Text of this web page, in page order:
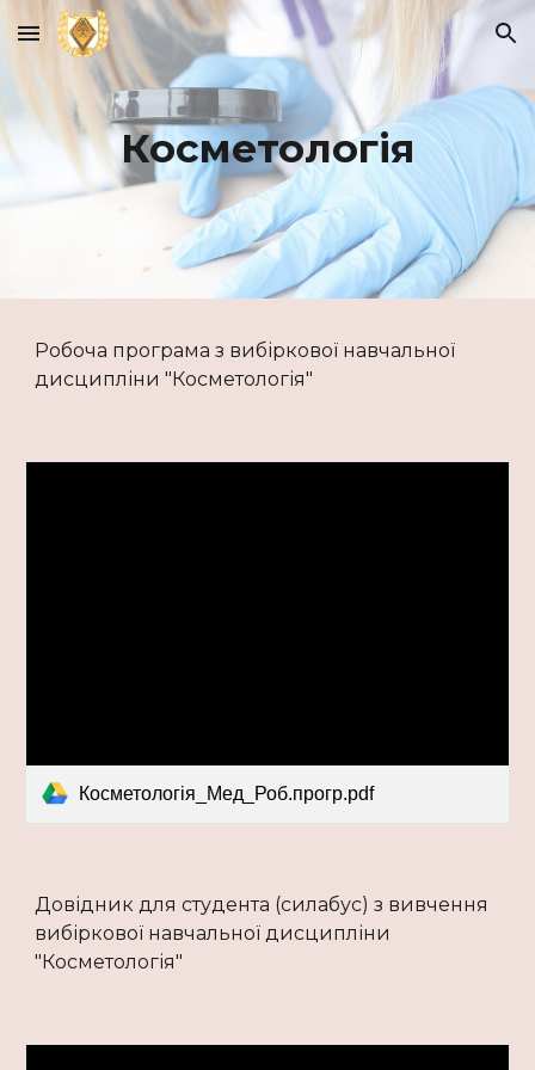
Skip to main content Skip to navigation
Косметологія
Робоча програма з вибіркової навчальної
дисципліни "Косметологія"
Косметологія_Мед_Роб.прогр.pdf
Довідник для студента (силабус) з вивчення
вибіркової навчальної дисципліни
"Косметологія"